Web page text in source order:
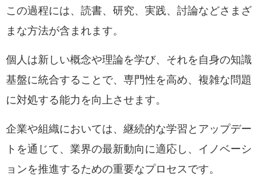
この過程には、読書、研究、実践、討論などさまざ
まな方法が含まれます。
個人は新しい概念や理論を学び、それを自身の知識
基盤に統合することで、専門性を高め、複雑な問題
に対処する能力を向上させます。
企業や組織においては、継続的な学習とアップデー
トを通じて、業界の最新動向に適応し、イノベーシ
ョンを推進するための重要なプロセスです。